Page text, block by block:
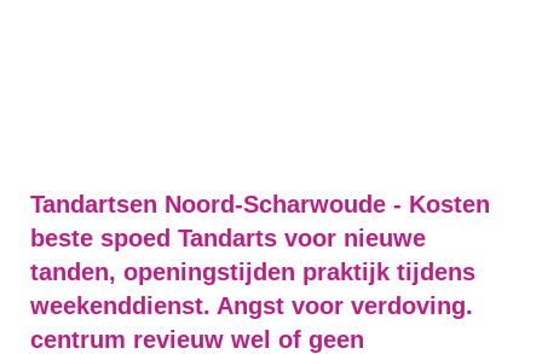
Tandartsen Noord-Scharwoude - Kosten
beste spoed Tandarts voor nieuwe
tanden, openingstijden praktijk tijdens
weekenddienst. Angst voor verdoving.
centrum revieuw wel of geen